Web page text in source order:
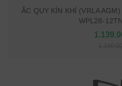
ẮC QUY KÍN KHÍ (VRLA
WPL28-